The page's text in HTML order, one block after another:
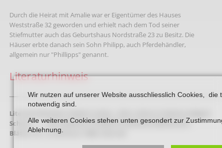
Durch die Heirat mit Amalie war er Eigentümer des Hauses
Weststraße 32 geworden und erhielt nach dem Tod seiner
Stiefmutter auch das Geburtshaus Nordstraße 23 zu Besitz. Die
Häuser erbte danach sein Sohn Philipp, auch Pferdehändler,
allgemein nur "Phillipps" genannt.
Literaturhinweis
_____________________________________________________________________________________
Literaturhinweis:
Schutz …“ – Der jüdische Friedhof in Beckum (Beckumer
Blätter Nr. 3), Beckum 1988. Seite 68
Wir nutzen auf unserer Website ausschliesslich Cookies, die
notwendig sind.
Alle weiteren Cookies stehen unten gesondert zur
Ablehnung.